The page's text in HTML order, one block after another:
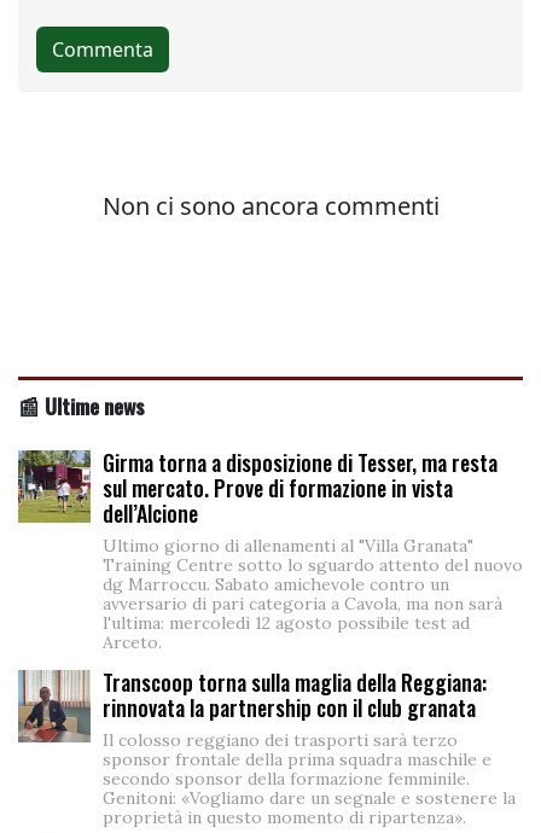
📰 Ultime news
Girma torna a disposizione di Tesser, ma resta
sul mercato. Prove di formazione in vista
dell’Alcione
Ultimo giorno di allenamenti al "Villa Granata"
Training Centre sotto lo sguardo attento del nuovo
dg Marroccu. Sabato amichevole contro un
avversario di pari categoria a Cavola, ma non sarà
l'ultima: mercoledì 12 agosto possibile test ad
Arceto.
Transcoop torna sulla maglia della Reggiana:
rinnovata la partnership con il club granata
Il colosso reggiano dei trasporti sarà terzo
sponsor frontale della prima squadra maschile e
secondo sponsor della formazione femminile.
Genitoni: «Vogliamo dare un segnale e sostenere la
proprietà in questo momento di ripartenza».